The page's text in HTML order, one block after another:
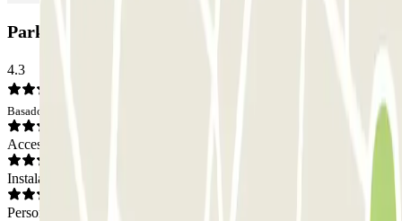
Parking Parkbee Bethelpark Noord: Opiniones
4.3
Basado en 2 opiniones
Acceso
Instalaciones
Personal